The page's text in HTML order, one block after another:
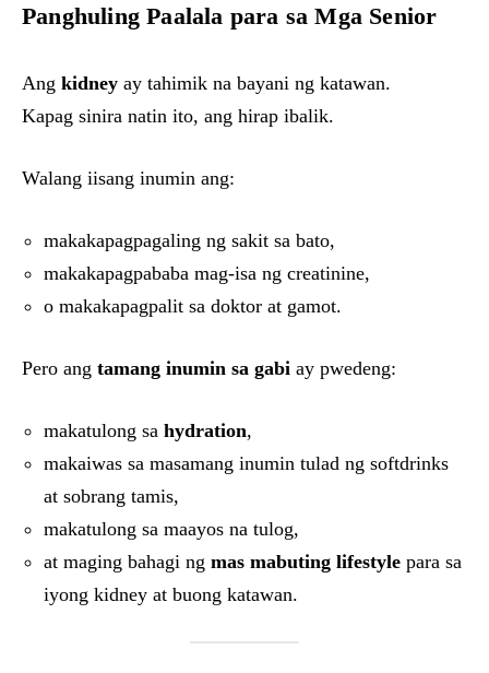
Panghuling Paalala para sa Mga Senior
Ang kidney ay tahimik na bayani ng katawan.
Kapag sinira natin ito, ang hirap ibalik.
Walang iisang inumin ang:
makakapagpagaling ng sakit sa bato,
makakapagpababa mag-isa ng creatinine,
o makakapagpalit sa doktor at gamot.
Pero ang tamang inumin sa gabi ay pwedeng:
makatulong sa hydration,
makaiwas sa masamang inumin tulad ng softdrinks
at sobrang tamis,
makatulong sa maayos na tulog,
at maging bahagi ng mas mabuting lifestyle para sa
iyong kidney at buong katawan.